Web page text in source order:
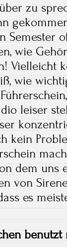
zu
Semester
wie
Vielleicht
wie
leiser
kein
dem uns
von
es